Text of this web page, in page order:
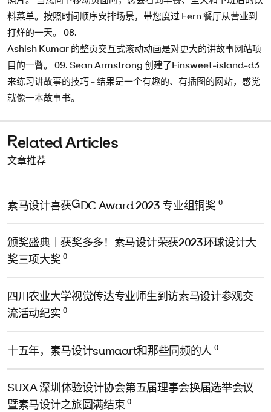
料菜单。按照时间顺序安排场景，带您度过 Fern 餐厅从营业到
打烊的一天。 08.
Ashish Kumar 的整页交互式滚动动画是对更大的讲故事网站项
目的一瞥。 09. Sean Armstrong 创建了Finsweet-island-d3
来练习讲故事的技巧 - 结果是一个有趣的、有插图的网站，感觉
就像一本故事书。
Related Articles
文章推荐
素马设计喜获GDC Award 2023 专业组铜奖 0
颁奖盛典｜获奖多多！素马设计荣获2023环球设计大
奖三项大奖 0
四川农业大学视觉传达专业师生到访素马设计参观交
流活动纪实 0
十五年，素马设计sumaart和那些同频的人 0
SUXA 深圳体验设计协会第五届理事会换届选举会议
暨素马设计之旅圆满结束 0